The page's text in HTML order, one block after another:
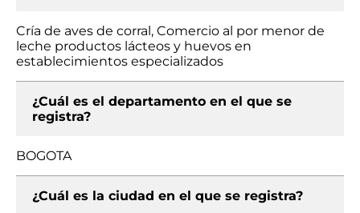
Cría de aves de corral, Comercio al por menor de
leche productos lácteos y huevos en
establecimientos especializados
¿Cuál es el departamento en el que se
registra?
BOGOTA
¿Cuál es la ciudad en el que se registra?